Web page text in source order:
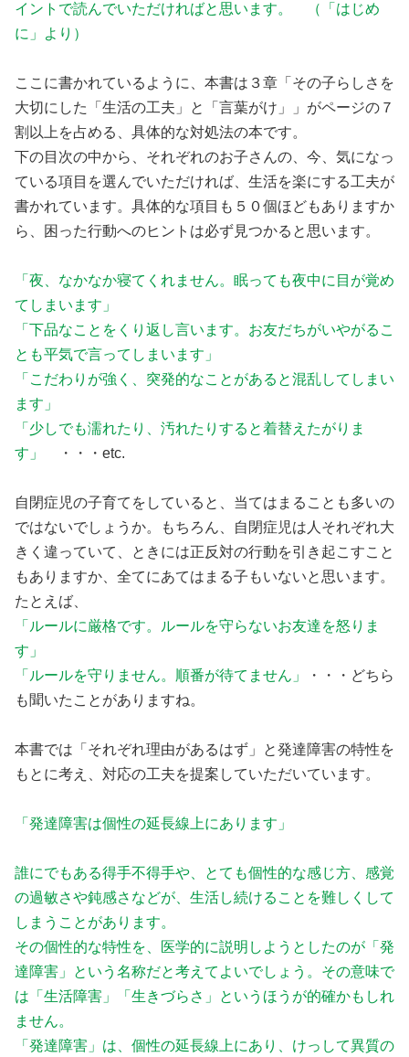
イントで読んでいただければと思います。 （「はじめ
に」より）
ここに書かれているように、本書は３章「その子らしさを
大切にした「生活の工夫」と「言葉がけ」」がページの７
割以上を占める、具体的な対処法の本です。
下の目次の中から、それぞれのお子さんの、今、気になっ
ている項目を選んでいただければ、生活を楽にする工夫が
書かれています。具体的な項目も５０個ほどもありますか
ら、困った行動へのヒントは必ず見つかると思います。
「夜、なかなか寝てくれません。眠っても夜中に目が覚め
てしまいます」
「下品なことをくり返し言います。お友だちがいやがるこ
とも平気で言ってしまいます」
「こだわりが強く、突発的なことがあると混乱してしまい
ます」
「少しでも濡れたり、汚れたりすると着替えたがりま
す」
・・・etc.
自閉症児の子育てをしていると、当てはまることも多いの
ではないでしょうか。もちろん、自閉症児は人それぞれ大
きく違っていて、ときには正反対の行動を引き起こすこと
もありますか、全てにあてはまる子もいないと思います。
たとえば、
「ルールに厳格です。ルールを守らないお友達を怒りま
す」
「ルールを守りません。順番が待てません」
・・・どちら
も聞いたことがありますね。
本書では「それぞれ理由があるはず」と発達障害の特性を
もとに考え、対応の工夫を提案していただいています。
「発達障害は個性の延長線上にあります」
誰にでもある得手不得手や、とても個性的な感じ方、感覚
の過敏さや鈍感さなどが、生活し続けることを難しくして
しまうことがあります。
その個性的な特性を、医学的に説明しようとしたのが「発
達障害」という名称だと考えてよいでしょう。その意味で
は「生活障害」「生きづらさ」というほうが的確かもしれ
ません。
「発達障害」は、個性の延長線上にあり、けっして異質の